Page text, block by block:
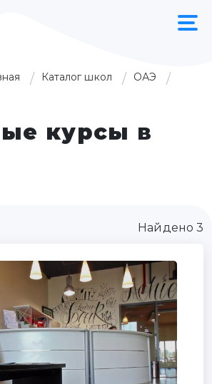
Каталог школ ОАЭ
курсы в
Найдено 3